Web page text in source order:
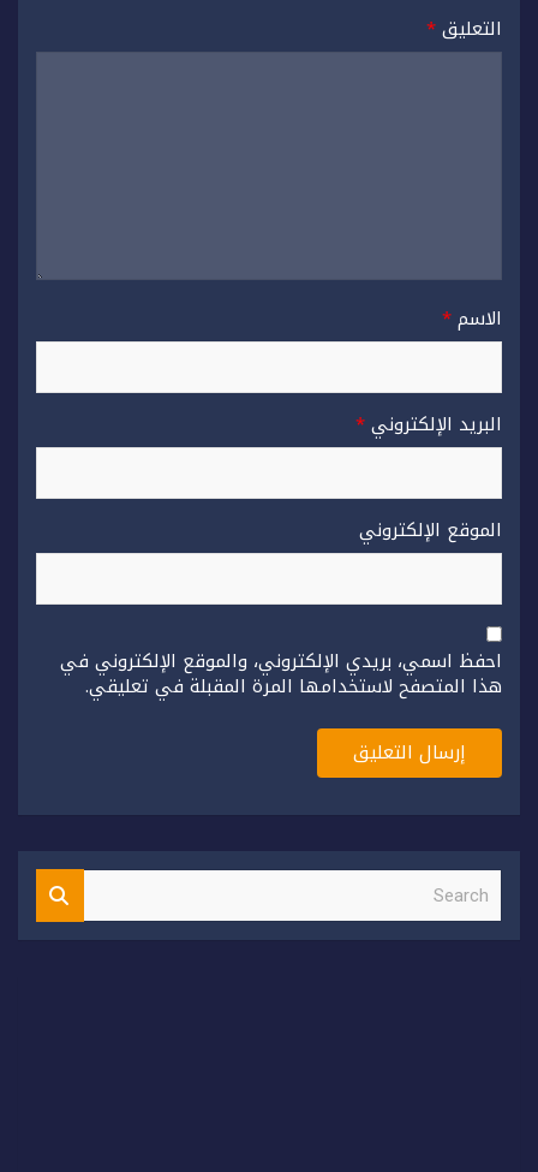
التعليق*
الاسم*
البريد الإلكتروني*
الموقع الإلكتروني
احفظ اسمي، بريدي الإلكتروني، والموقع الإلكتروني في
هذا المتصفح لاستخدامها المرة المقبلة في تعليقي.
S
a